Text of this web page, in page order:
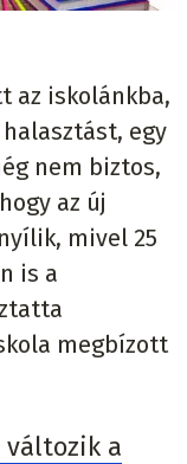
az iskolánkba,
egy
nem biztos,
az új
mivel 25
is a
megbízott
változik a